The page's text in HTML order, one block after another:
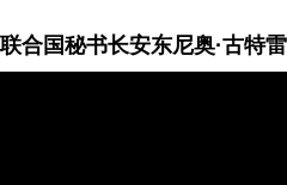
联合国秘书长安东尼奥·古特